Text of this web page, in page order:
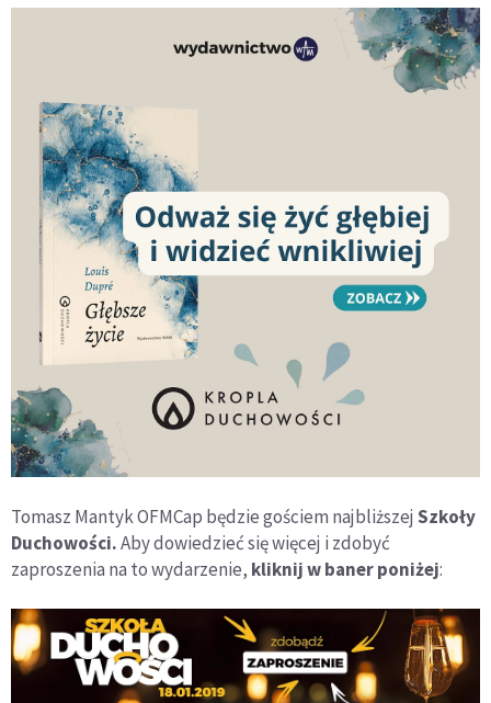
Tomasz Mantyk OFMCap będzie gościem najbliższej Szkoły
Duchowości.Aby dowiedzieć się więcej i zdobyć
zaproszenia na to wydarzenie, kliknij w baner poniżej: